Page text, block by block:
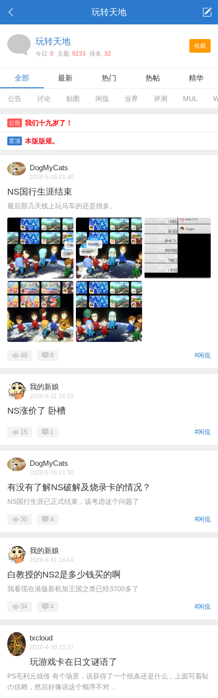
玩转天地
收藏
玩转天地
今日: 0 主题: 9233 排名: 32
全部 最新 热门 热帖 精华
公告 讨论 贴图 闲侃 业界 评测 MUL
公告 我们十九岁了！
置顶 本版版规。
DogMyCats
2026-5-16 01:40
NS国行生涯结束
最后那几天线上玩马车的还是很多。
#闲侃
49 8
我的新娘
2026-5-11 18:29
NS涨价了 卧槽
#闲侃
15 1
DogMyCats
2026-5-16 01:50
有没有了解NS破解及烧录卡的情况？
NS国行生涯已正式结束，该考虑这个问题了
#闲侃
30 4
我的新娘
2026-5-11 18:34
白教授的NS2是多少钱买的啊
我看现在港版新机加王国之类已经3700多了
#闲侃
34 4
txcloud
2026-4-30 15:37
玩游戏卡在日文谜语了
PS毛利元就传 有个场景，说获得了一个纸条还是什么，上面写着耻
の信赖，然后好像说这个顺序不对 ...